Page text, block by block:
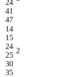
24
41
47
14
15
24
25
30
35
2